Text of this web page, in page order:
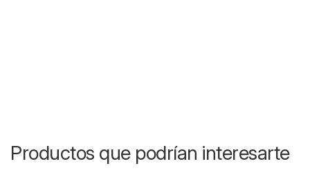
Productos que podrían interesarte